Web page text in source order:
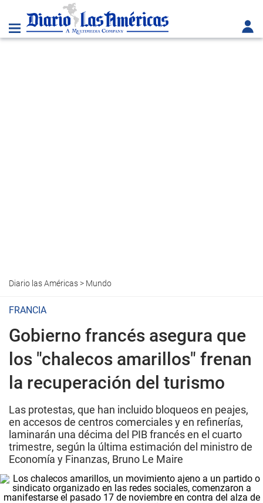
Diario las Américas> Mundo
FRANCIA
Gobierno francés asegura que
los "chalecos amarillos" frenan
la recuperación del turismo
Las protestas, que han incluido bloqueos en peajes,
en accesos de centros comerciales y en refinerías,
laminarán una décima del PIB francés en el cuarto
trimestre, según la última estimación del ministro de
Economía y Finanzas, Bruno Le Maire